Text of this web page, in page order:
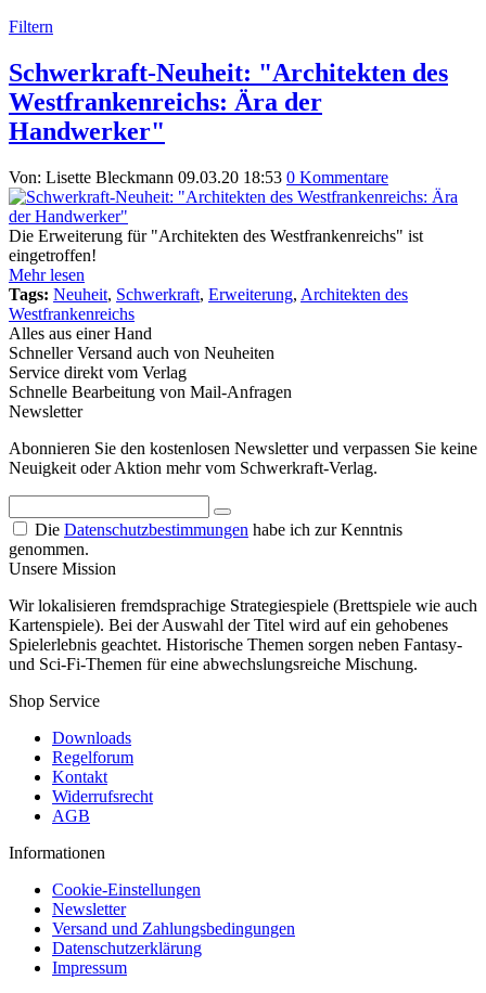
Filtern
Schwerkraft-Neuheit: "Architekten des
Westfrankenreichs: Ära der
Handwerker"
Von: Lisette Bleckmann 09.03.20 18:53 0 Kommentare
Die Erweiterung für "Architekten des Westfrankenreichs" ist
eingetroffen!
Mehr lesen
Tags: Neuheit, Schwerkraft, Erweiterung, Architekten des
Westfrankenreichs
Alles aus einer Hand
Schneller Versand auch von Neuheiten
Service direkt vom Verlag
Schnelle Bearbeitung von Mail-Anfragen
Newsletter
Abonnieren Sie den kostenlosen Newsletter und verpassen Sie keine
Neuigkeit oder Aktion mehr vom Schwerkraft-Verlag.
Die Datenschutzbestimmungen habe ich zur Kenntnis
genommen.
Unsere Mission
Wir lokalisieren fremdsprachige Strategiespiele (Brettspiele wie auch
Kartenspiele). Bei der Auswahl der Titel wird auf ein gehobenes
Spielerlebnis geachtet. Historische Themen sorgen neben Fantasy-
und Sci-Fi-Themen für eine abwechslungsreiche Mischung.
Shop Service
Downloads
Regelforum
Kontakt
Widerrufsrecht
AGB
Informationen
Cookie-Einstellungen
Newsletter
Versand und Zahlungsbedingungen
Datenschutzerklärung
Impressum